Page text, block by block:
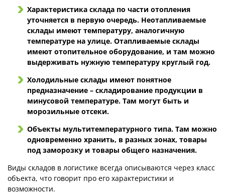
Характеристика склада по части отопления
уточняется в первую очередь. Неотапливаемые
склады имеют температуру, аналогичную
температуре на улице. Отапливаемые склады
имеют отопительное оборудование, и там можно
выдерживать нужную температуру круглый год.
Холодильные склады имеют понятное
предназначение – складирование продукции в
минусовой температуре. Там могут быть и
морозильные отсеки.
Объекты мультитемпературного типа. Там можно
одновременно хранить, в разных зонах, товары
под заморозку и товары общего назначения.
Виды складов в логистике всегда описываются через класс
объекта, что говорит про его характеристики и
возможности.